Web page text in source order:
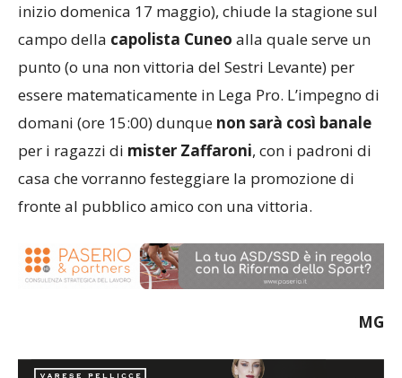
inizio domenica 17 maggio), chiude la stagione sul
campo della capolista Cuneo alla quale serve un
punto (o una non vittoria del Sestri Levante) per
essere matematicamente in Lega Pro. L’impegno di
domani (ore 15:00) dunque non sarà così banale
per i ragazzi di mister Zaffaroni, con i padroni di
casa che vorranno festeggiare la promozione di
fronte al pubblico amico con una vittoria.
MG